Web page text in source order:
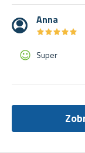
Anna
★★★★★
★★★★★
Super